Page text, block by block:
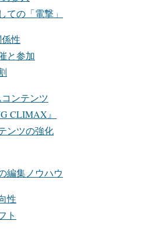
ての「電撃」
性
と参加
ンテンツ
CLIMAX』
ンツの強化
編集ノウハウ
性
ト